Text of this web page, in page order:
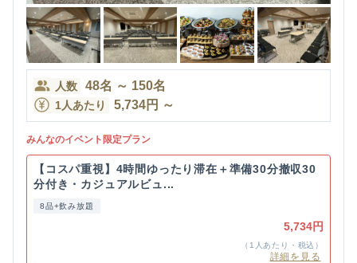
人数 48名 ～ 150名
1人あたり 5,734円 ～
みんなのイベント限定プラン
【コスパ重視】4時間ゆったり滞在＋準備30分撤収30
分付き・カジュアルビュ...
8品+飲み放題
5,734円
（1人あたり・税込）
詳細を見る